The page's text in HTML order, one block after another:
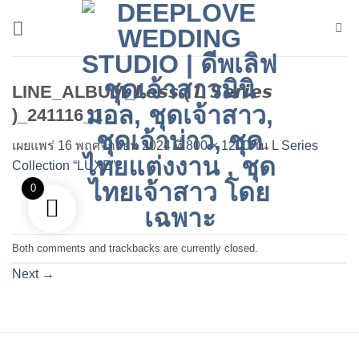
LINE_ALBUM_𝙇𝙚𝙨𝙨 ( 𝙇 𝙎𝙚𝙧𝙞𝙚𝙨
)_241116_1
เผยแพร่ 16 พฤศจิกายน 2024ที่ 800 × 1200ใน L Series
Collection “LUXE”
Both comments and trackbacks are currently closed.
Next →
0